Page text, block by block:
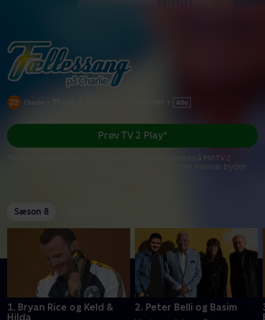
Glæd dig til at synge og danse med, når Johnny Reimar byder
Prøv TV 2 Play*
*Kræver pakken Basis. Administrer dit abonnement på Mit TV 2.
Sæson 8
1. Bryan Rice og Keld &
Hilda
2. Peter Belli og Basim